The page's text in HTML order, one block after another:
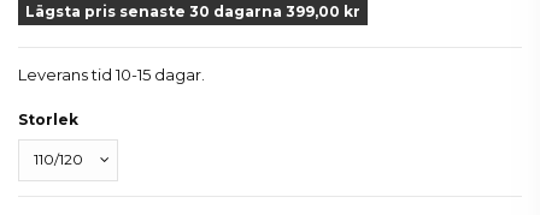
Lägsta pris senaste 30 dagarna 399,00 kr
Leverans tid 10-15 dagar.
Storlek